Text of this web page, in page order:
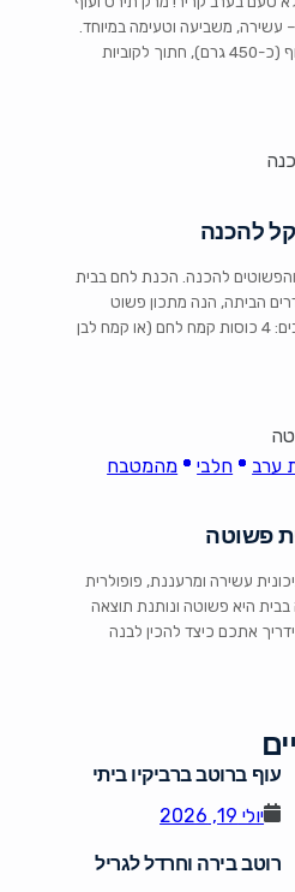
עשירה, משביעה וטעימה במיוחד.
המצרכים הדרושים 1 חזה עוף (כ-450 גרם), חתוך לקוביות
להכנה
להכנה. הכנת לחם בבית
הביתה, הנה מתכון פשוט
להכנה של לחם ביתי: מרכיבים: 4 כוסות קמח לחם (או קמח לבן
ערב חלבי
מהמטבח
פשוטה
עשירה ומרעננת, פופולרית
היא פשוטה ונותנת תוצאה
אתכם כיצד להכין לבנה
עוף ברוטב ברביקיו ביתי
יולי 19, 2026
רוטב בירה וחרדל לגריל